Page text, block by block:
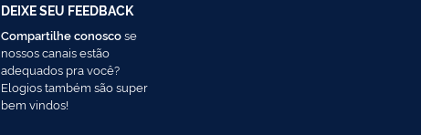
DEIXE SEU FEEDBACK
Compartilhe conoscose
nossos canais estão
adequados pra você?
Elogios também são super
bem vindos!